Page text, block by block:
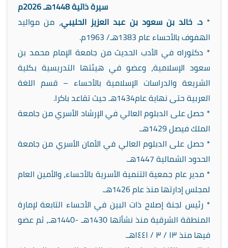
سيرة ذاتية 1448هـ 2026م
*د. خالد بن سعود بن عبد العزيز الحليبي، من مواليد
الهفوف بالأحساء عام 1383هـ/ 1963م.
* دكتوراه في الأدب الحديث من جامعة الإمام محمد بن
سعود الإسلامية، وعضو في هيئتها التدريسية بكلية
الشريعة والدراسات الإسلامية بالأحساء – قسم اللغة
العربية حتى نهاية عام1434هـ حيث تقاعد باكرا.
* حصل على الدبلوم العالي في الإرشاد الأسري من جامعة
الملك فيصل 1429هـ.
* حصل على الدبلوم العالي في الأمان الأسري من جامعة
الحدود الشمالية 1447هـ.
* مدير عام جمعية التنمية الأسرية بالأحساء، والأمين العام
لمجلس إدارتها منذ عام 1426هـ.
* رئيس لجنة إصلاح ذات البين في الأحساء التابعة لإمارة
المنطقة الشرقية منذ نشأتها 1430هـ -1440هـ، ثم عضو
فيها منذ ١٣ / ٣ / ١٤٤١هـ.